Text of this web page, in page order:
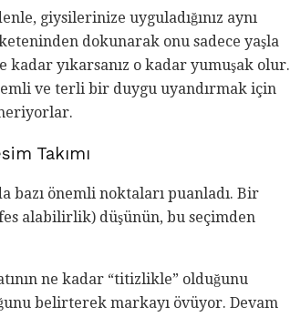
giysilerinize uyguladığınız aynı
dokunarak onu sadece yaşla
kadar yıkarsanız o kadar yumuşak olur.
ve terli bir duygu uyandırmak için
Takımı
bazı önemli noktaları puanladı. Bir
alabilirlik) düşünün, bu seçimden
ne kadar “titizlikle” olduğunu
belirterek markayı övüyor. Devam